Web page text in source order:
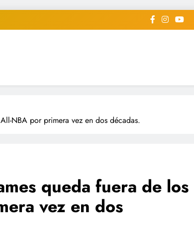
Deportivo Digital"
NBA por primera vez en dos décadas.
queda fuera de los
vez en dos